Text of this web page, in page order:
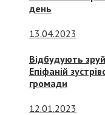
день
13.04.2023
Відбудують
Епіфаній
громади
12.01.2023